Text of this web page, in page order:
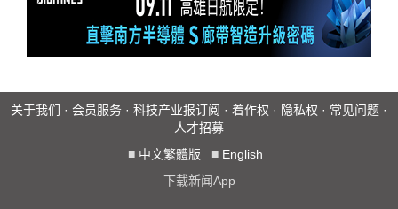
关于我们 · 会员服务 · 科技产业报订阅 · 着作权 · 隐私权 · 常见问题 ·
人才招募
■ 中文繁體版 ■ English
下载新闻App